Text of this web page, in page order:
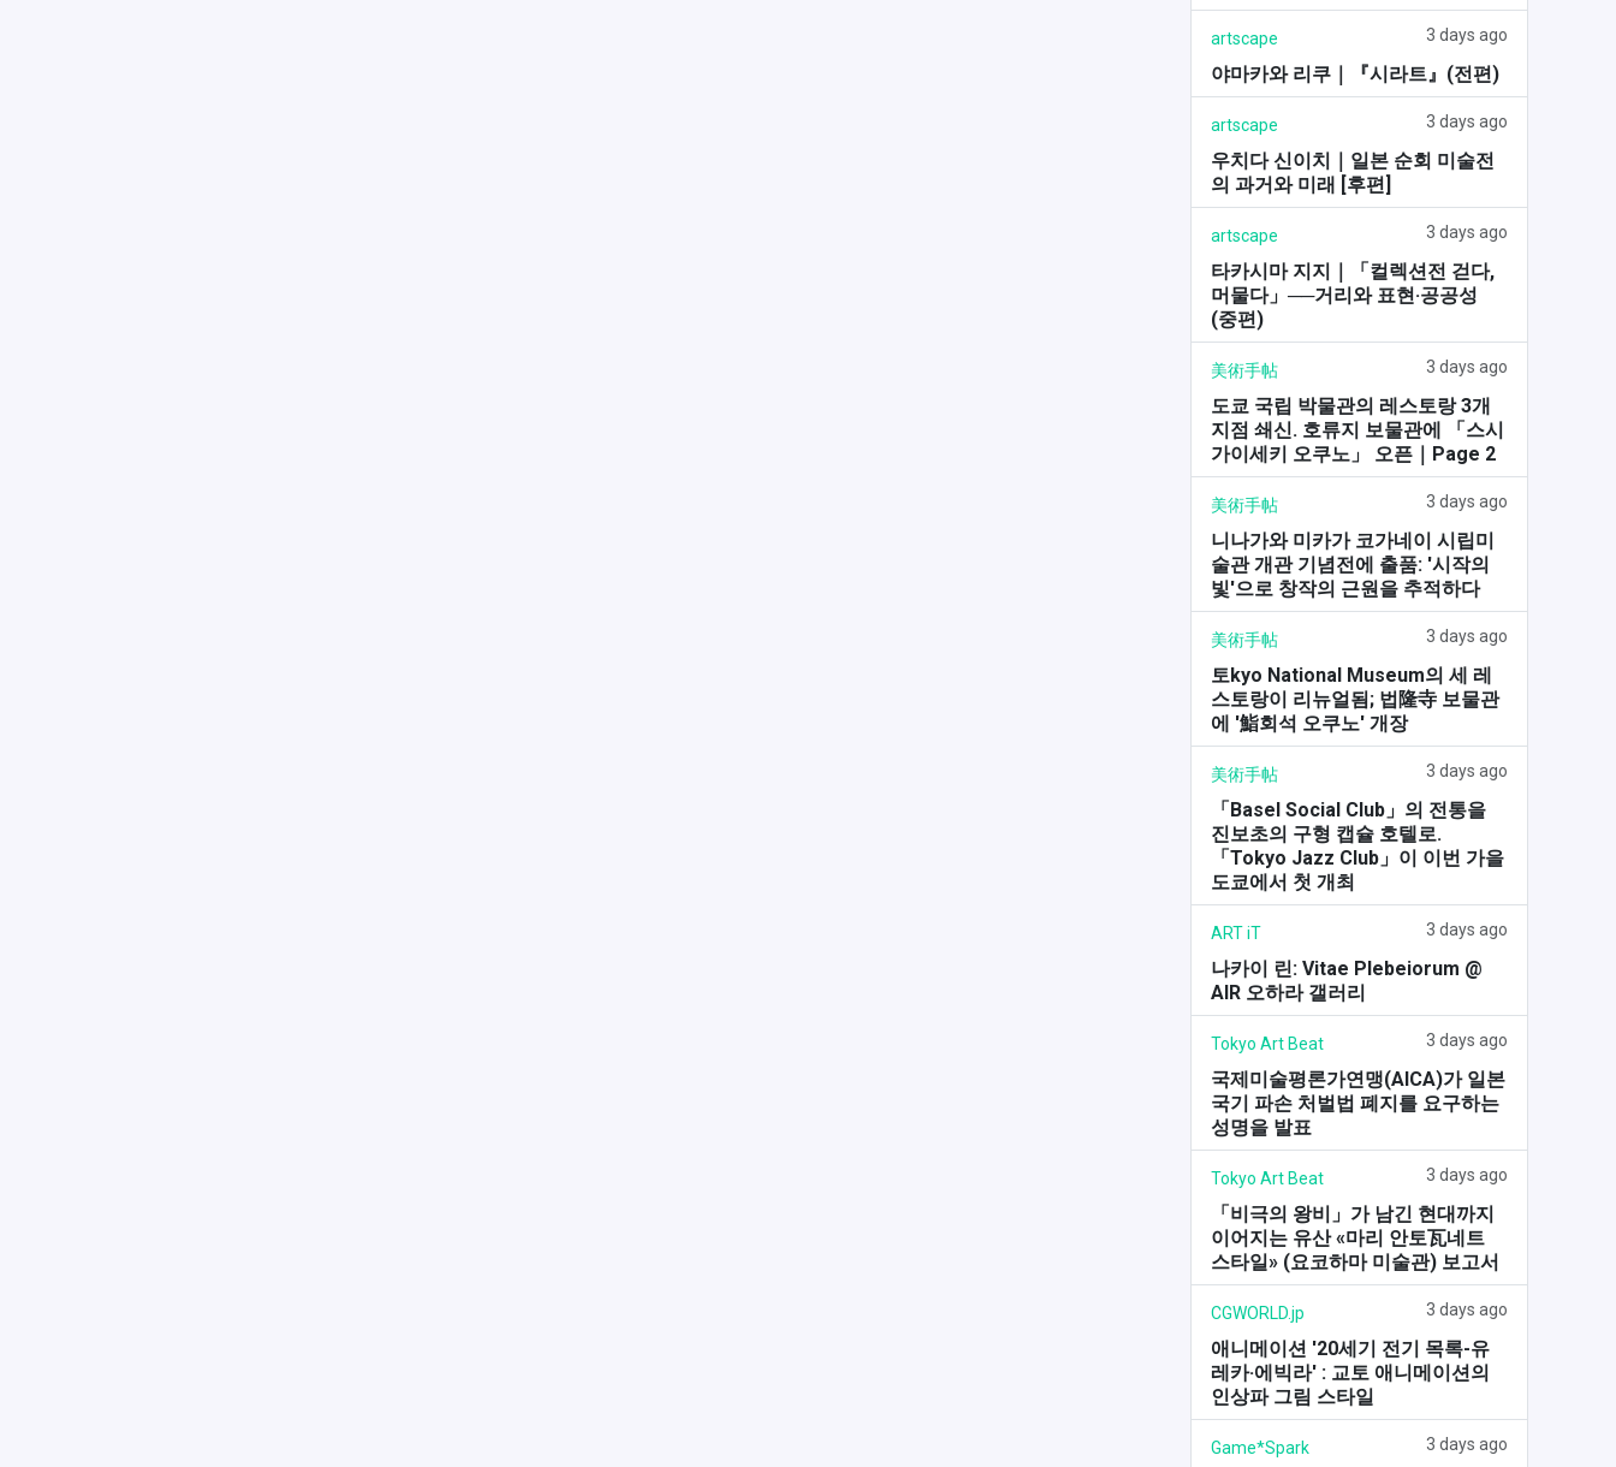
artscape 3 days ago
야마카와 리쿠｜『시라트』(전편)
artscape 3 days ago
우치다 신이치｜일본 순회 미술전
의 과거와 미래 [후편]
artscape 3 days ago
타카시마 지지｜「컬렉션전 걷다,
머물다」──거리와 표현·공공성
(중편)
美術手帖 3 days ago
도쿄 국립 박물관의 레스토랑 3개
지점 쇄신. 호류지 보물관에 「스시
가이세키 오쿠노」 오픈｜Page 2
美術手帖 3 days ago
니나가와 미카가 코가네이 시립미
술관 개관 기념전에 출품: '시작의
빛'으로 창작의 근원을 추적하다
美術手帖 3 days ago
토kyo National Museum의 세 레
스토랑이 리뉴얼됨; 법隆寺 보물관
에 '鮨회석 오쿠노' 개장
美術手帖 3 days ago
「Basel Social Club」의 전통을
진보초의 구형 캡슐 호텔로.
「Tokyo Jazz Club」이 이번 가을
도쿄에서 첫 개최
ART iT 3 days ago
나카이 린: Vitae Plebeiorum @
AIR 오하라 갤러리
Tokyo Art Beat 3 days ago
국제미술평론가연맹(AICA)가 일본
국기 파손 처벌법 폐지를 요구하는
성명을 발표
Tokyo Art Beat 3 days ago
「비극의 왕비」가 남긴 현대까지
이어지는 유산 «마리 안토瓦네트
스타일» (요코하마 미술관) 보고서
CGWORLD.jp 3 days ago
애니메이션 '20세기 전기 목록-유
레카·에빅라' : 교토 애니메이션의
인상파 그림 스타일
Game*Spark 3 days ago